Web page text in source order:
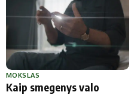
MOKSLAS
Kaip smegenys valo